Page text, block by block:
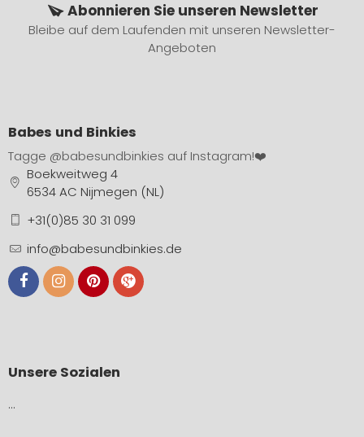
Abonnieren Sie unseren Newsletter
Bleibe auf dem Laufenden mit unseren Newsletter-
Angeboten
Babes und Binkies
Tagge @babesundbinkies auf Instagram!❤️
Boekweitweg 4
6534 AC Nijmegen (NL)
+31(0)85 30 31 099
info@babesundbinkies.de
Unsere Sozialen
…